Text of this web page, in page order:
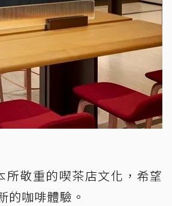
敬重的喫茶店文化，希望
的咖啡體驗。